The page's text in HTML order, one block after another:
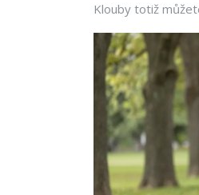
Klouby totiž